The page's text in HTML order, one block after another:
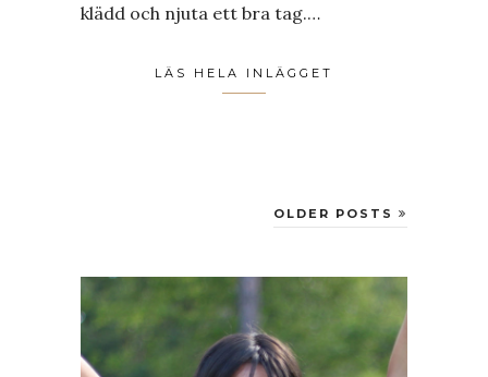
klädd och njuta ett bra tag.…
LÄS HELA INLÄGGET
OLDER POSTS